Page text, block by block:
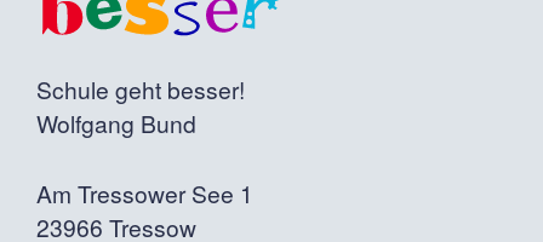
Schule geht besser!
Wolfgang Bund
Am Tressower See 1
23966 Tressow